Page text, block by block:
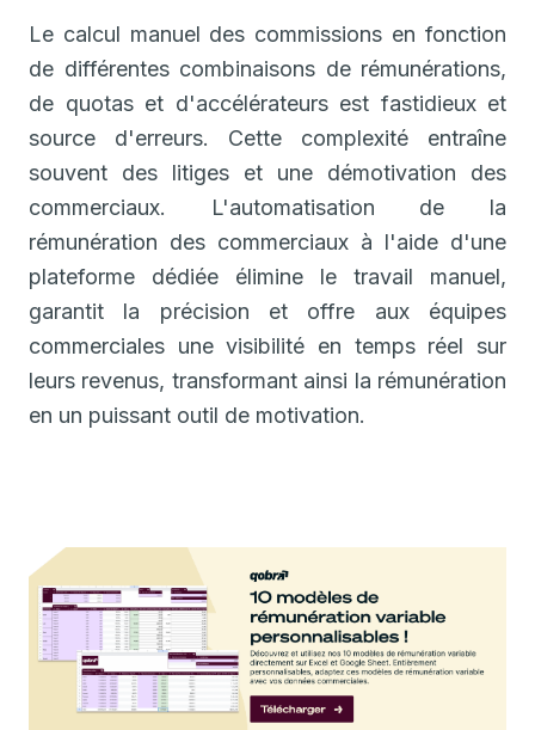
Le calcul manuel des commissions en fonction
de différentes combinaisons de rémunérations,
de quotas et d'accélérateurs est fastidieux et
source d'erreurs. Cette complexité entraîne
souvent des litiges et une démotivation des
commerciaux. L'automatisation de la
rémunération des commerciaux à l'aide d'une
plateforme dédiée élimine le travail manuel,
garantit la précision et offre aux équipes
commerciales une visibilité en temps réel sur
leurs revenus, transformant ainsi la rémunération
en un puissant outil de motivation.